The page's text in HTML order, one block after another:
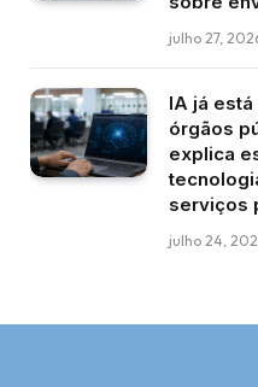
julho 27,
IA já
órgãos
explica
serviços
julho 24,